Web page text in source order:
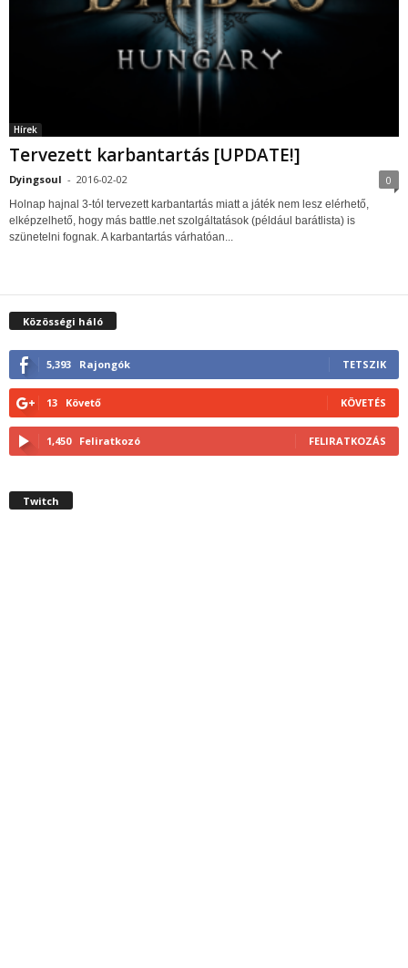
Hírek
Tervezett karbantartás [UPDATE!]
Dyingsoul - 2016-02-02 0
Holnap hajnal 3-tól tervezett karbantartás miatt a játék nem lesz elérhető,
elképzelhető, hogy más battle.net szolgáltatások (például barátlista) is
szünetelni fognak. A karbantartás várhatóan...
Közösségi háló
5,393 Rajongók TETSZIK
13 Követő KÖVETÉS
1,450 Feliratkozó FELIRATKOZÁS
Twitch